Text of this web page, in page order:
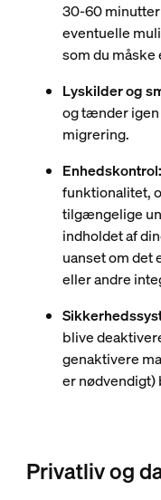
30-60
eventuelle
som du måske
Lyskilder og
og tænder
migrering.
Enhedskontrol:
funktionalitet,
tilgængelige
indholdet af
uanset om det
eller andre
blive
genaktivere
er nødvendigt)
Privatliv og